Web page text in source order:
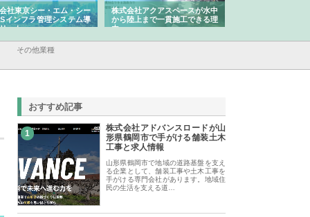
社東京シー・エム・シー
インフラ管理システム導
ット
株式会社アクアスペースが水中
から陸上まで一貫施工できる理
由
その他業種
おすすめ記事
1
株式会社アドバンスロードが山
形県鶴岡市で手がける舗装土木
工事と求人情報
山形県鶴岡市で地域の道路基盤を支え
る企業として、舗装工事や土木工事を
手がける専門会社があります。地域住
民の生活を支える道…